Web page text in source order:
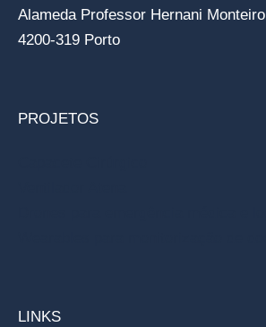
Alameda Professor Hernani Monteiro
4200-319 Porto
PROJETOS
LINKS